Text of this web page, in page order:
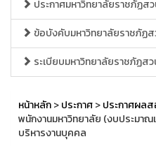
ประกาศมหาวิทยาลัยราชภัฏส
ข้อบังคับมหาวิทยาลัยราชภัฏ
ระเบียบมหาวิทยาลัยราชภัฏส
หน้าหลัก>ประกาศ>ประกาศผล
พนักงานมหาวิทยาลัย (งบประมา
บริหารงานบุคคล